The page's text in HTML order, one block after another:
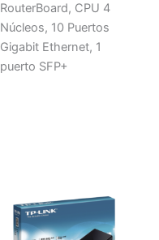
RouterBoard, CPU 4
Núcleos, 10 Puertos
Gigabit Ethernet, 1
puerto SFP+